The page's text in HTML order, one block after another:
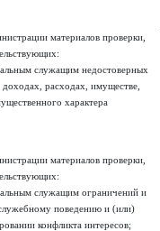
материалов проверки,
служащим недостоверных
расходах, имуществе,
характера
материалов проверки,
служащим ограничений и
поведению и (или)
конфликта интересов;